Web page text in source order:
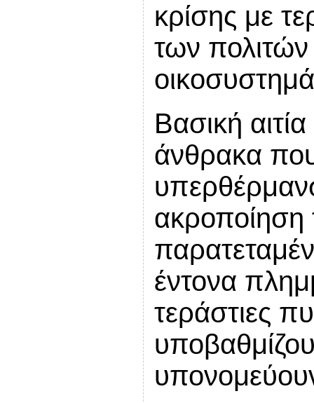
κρίσης με
των
Βασική
άνθρακα
έντονα
τεράστιες